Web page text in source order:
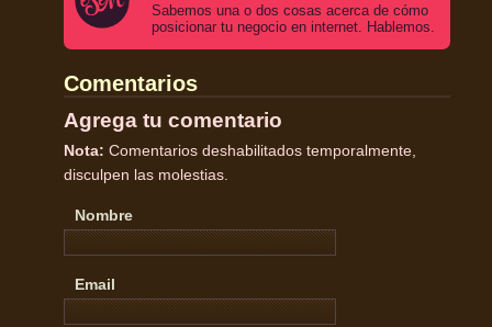
Sabemos una o dos cosas acerca de cómo
posicionar tu negocio en internet. Hablemos.
Comentarios
Agrega tu comentario
Nota: Comentarios deshabilitados temporalmente,
disculpen las molestias.
Nombre
Email